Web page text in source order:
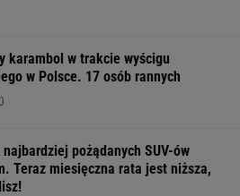
karambol w trakcie wyścigu
w Polsce. 17 osób rannych
pożądanych SUV-ów
Teraz miesięczna rata jest niższa,